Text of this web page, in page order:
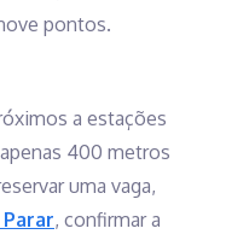
pontos.
a estações
400 metros
uma vaga,
, confirmar a